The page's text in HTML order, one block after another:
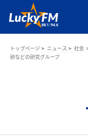
トップページ ニュース 社会
研などの研究グループ